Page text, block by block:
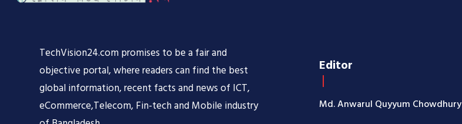
TechVision24.com promises to be a fair and
objective portal, where readers can find the best
global information, recent facts and news of ICT,
eCommerce,Telecom, Fin-tech and Mobile industry
Editor
Md. Anwarul Quyyum Chowdhury